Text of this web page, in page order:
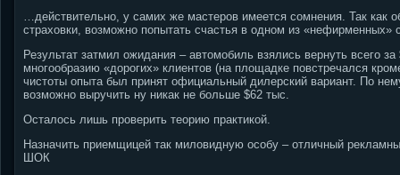
…действительно, у самих же мастеров имеется сомнения. Так как
страховки, возможно попытать счастья в одном из
Результат затмил ожидания – автомобиль взялись вернуть всего
многообразию «дорогих» клиентов (на площадке повстречался
чистоты опыта был принят официальный дилерский вариант. По
возможно выручить ну никак не больше $62 тыс.
Осталось лишь проверить теорию практикой.
Назначить приемщицей так миловидную особу – отличный
ШОК